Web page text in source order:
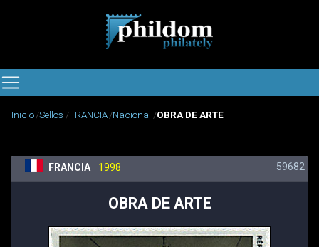
Inicio Sellos FRANCIA Nacional OBRA DE ARTE
FRANCIA 1998 59682
OBRA DE ARTE